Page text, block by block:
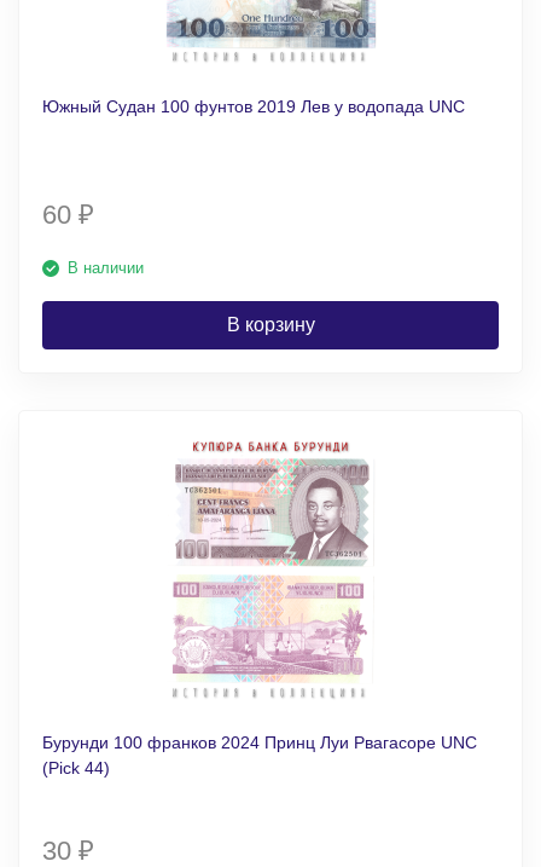
Южный Судан 100 фунтов 2019 Лев у водопада UNC
60 ₽
В наличии
В корзину
Бурунди 100 франков 2024 Принц Луи Рвагасоре UNC
(Pick 44)
30 ₽